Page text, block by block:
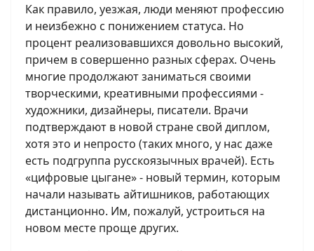
Как правило, уезжая, люди меняют профессию
и неизбежно с понижением статуса. Но
процент реализовавшихся довольно высокий,
причем в совершенно разных сферах. Очень
многие продолжают заниматься своими
творческими, креативными профессиями -
художники, дизайнеры, писатели. Врачи
подтверждают в новой стране свой диплом,
хотя это и непросто (таких много, у нас даже
есть подгруппа русскоязычных врачей). Есть
«цифровые цыгане» - новый термин, которым
начали называть айтишников, работающих
дистанционно. Им, пожалуй, устроиться на
новом месте проще других.